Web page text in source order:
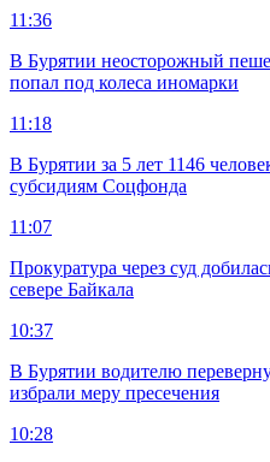
11:36
В Бурятии неосторожный
попал под колеса иномарки
11:18
В Бурятии за 5 лет 1146
субсидиям Соцфонда
11:07
Прокуратура через суд
севере Байкала
10:37
В Бурятии водителю
избрали меру пресечения
10:28